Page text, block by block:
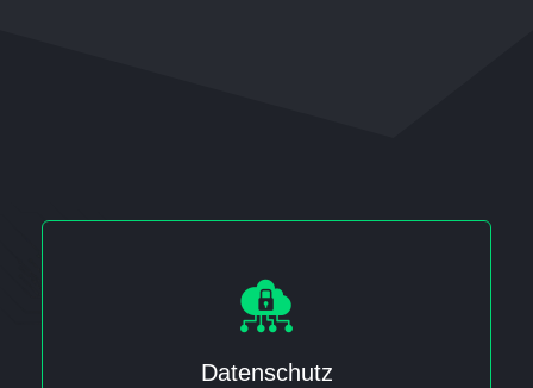
Datenschutz
Vulnerability